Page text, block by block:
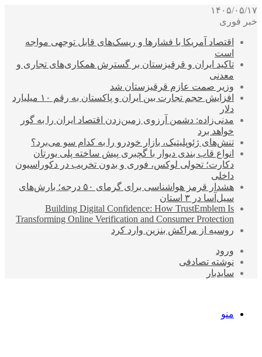
۱۴۰۵/۰۵/۱۷
خبر فوری
اقتصاد آمریکا با فشارها و ریسک‌های قابل توجهی مواجه
است
تاکید ایران و قرقیزستان بر گسترش همکاری‌های تجاری و
معدنی
وزیر صمت عازم قرقیزستان شد
افزایش حجم تجارت بین ایران و پاکستان به رقم ۱۰ میلیارد
دلار
مدنی‌زاده: دشمن آرزوی زمین‌زدن اقتصاد ایران را به گور
خواهد برد
تنش‌های ژئوپلیتیک، بازار خودرو را به کدام سو می‌برد؟
انواع قاب بندی دیوار با گچبری پیش ساخته پلی یورتان
دکارت؛ تحولی لوکس، فوری و بدون تخریب در دکوراسیون
داخلی
هشدار قرمز هواشناسی برای گرمای ۵۰ درجه؛ بارش‌های
سیل‌آسا در ۳ استان
Building Digital Confidence: How TrustEmblem Is
Transforming Online Verification and Consumer Protection
روسیه از مراکش بنزین وارد کرد
ورود
نوشته تصادفی
سایدبار
منو